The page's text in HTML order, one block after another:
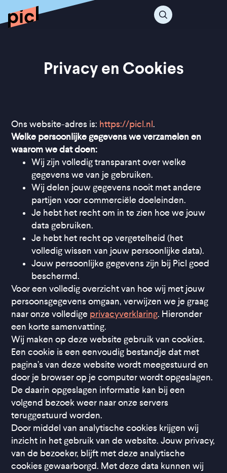
Privacy en Cookies
Ons website-adres is: https://picl.nl.
Welke persoonlijke gegevens we verzamelen en
waarom we dat doen:
Wij zijn volledig transparant over welke
gegevens we van je gebruiken.
Wij delen jouw gegevens nooit met andere
partijen voor commerciële doeleinden.
Je hebt het recht om in te zien hoe we jouw
data gebruiken.
Je hebt het recht op vergetelheid (het
volledig wissen van jouw persoonlijke data).
Jouw persoonlijke gegevens zijn bij Picl goed
beschermd.
Voor een volledig overzicht van hoe wij met jouw
persoonsgegevens omgaan, verwijzen we je graag
naar onze volledige privacyverklaring. Hieronder
een korte samenvatting.
Wij maken op deze website gebruik van cookies.
Een cookie is een eenvoudig bestandje dat met
pagina’s van deze website wordt meegestuurd en
door je browser op je computer wordt opgeslagen.
De daarin opgeslagen informatie kan bij een
volgend bezoek weer naar onze servers
teruggestuurd worden.
Door middel van analytische cookies krijgen wij
inzicht in het gebruik van de website. Jouw privacy,
van de bezoeker, blijft met deze analytische
cookies gewaarborgd. Met deze data kunnen wij